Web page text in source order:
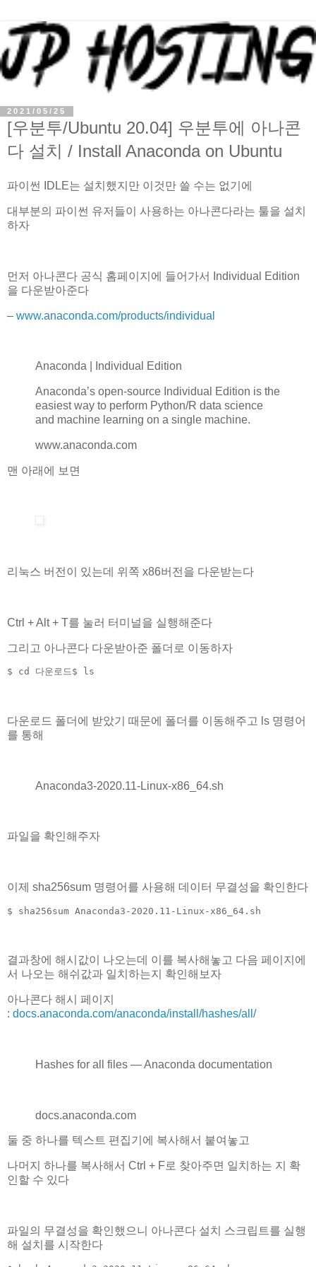
2021/05/25
[우분투/Ubuntu 20.04] 우분투에 아나콘
다 설치 / Install Anaconda on Ubuntu
파이썬 IDLE는 설치했지만 이것만 쓸 수는 없기에
대부분의 파이썬 유저들이 사용하는 아나콘다라는 툴을 설치
하자
먼저 아나콘다 공식 홈페이지에 들어가서 Individual Edition
을 다운받아준다
– www.anaconda.com/products/individual
Anaconda | Individual Edition
Anaconda’s open-source Individual Edition is the
easiest way to perform Python/R data science
and machine learning on a single machine.
www.anaconda.com
맨 아래에 보면
리눅스 버전이 있는데 위쪽 x86버전을 다운받는다
Ctrl + Alt + T를 눌러 터미널을 실행해준다
그리고 아나콘다 다운받아준 폴더로 이동하자
$ cd 다운로드$ ls
다운로드 폴더에 받았기 때문에 폴더를 이동해주고 ls 명령어
를 통해
Anaconda3-2020.11-Linux-x86_64.sh
파일을 확인해주자
이제 sha256sum 명령어를 사용해 데이터 무결성을 확인한다
$ sha256sum Anaconda3-2020.11-Linux-x86_64.sh
결과창에 해시값이 나오는데 이를 복사해놓고 다음 페이지에
서 나오는 해쉬값과 일치하는지 확인해보자
아나콘다 해시 페이지
: docs.anaconda.com/anaconda/install/hashes/all/
Hashes for all files — Anaconda documentation
docs.anaconda.com
둘 중 하나를 텍스트 편집기에 복사해서 붙여놓고
나머지 하나를 복사해서 Ctrl + F로 찾아주면 일치하는 지 확
인할 수 있다
파일의 무결성을 확인했으니 아나콘다 설치 스크립트를 실행
해 설치를 시작한다